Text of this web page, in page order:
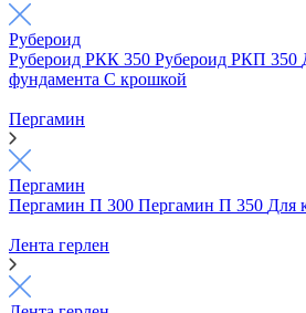
Рубероид
Рубероид РКК 350 Рубероид РКП 350
фундамента С крошкой
Пергамин
Пергамин
Пергамин П 300 Пергамин П 350 Для
Лента герлен